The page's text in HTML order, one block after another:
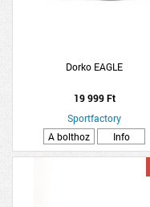
Dorko EAGLE
19 999 Ft
Sportfactory
A bolthoz
Info